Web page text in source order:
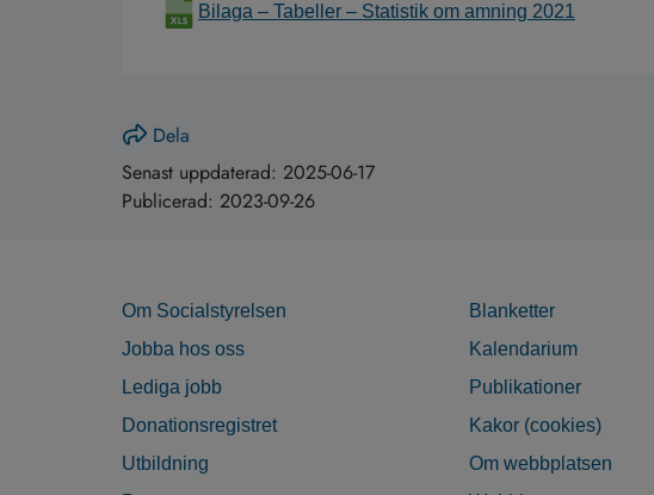
Bilaga – Tabeller – Statistik om amning 2021
Dela
Senast uppdaterad: 2025-06-17
Publicerad: 2023-09-26
Om Socialstyrelsen
Jobba hos oss
Lediga jobb
Donationsregistret
Utbildning
Blanketter
Kalendarium
Publikationer
Kakor (cookies)
Om webbplatsen